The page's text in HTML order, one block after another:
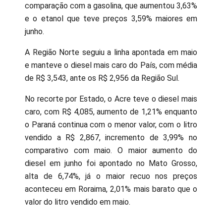
comparação com a gasolina, que aumentou 3,63%
e o etanol que teve preços 3,59% maiores em
junho.
A Região Norte seguiu a linha apontada em maio
e manteve o diesel mais caro do País, com média
de R$ 3,543, ante os R$ 2,956 da Região Sul.
No recorte por Estado, o Acre teve o diesel mais
caro, com R$ 4,085, aumento de 1,21% enquanto
o Paraná continua com o menor valor, com o litro
vendido a R$ 2,867, incremento de 3,99% no
comparativo com maio. O maior aumento do
diesel em junho foi apontado no Mato Grosso,
alta de 6,74%, já o maior recuo nos preços
aconteceu em Roraima, 2,01% mais barato que o
valor do litro vendido em maio.